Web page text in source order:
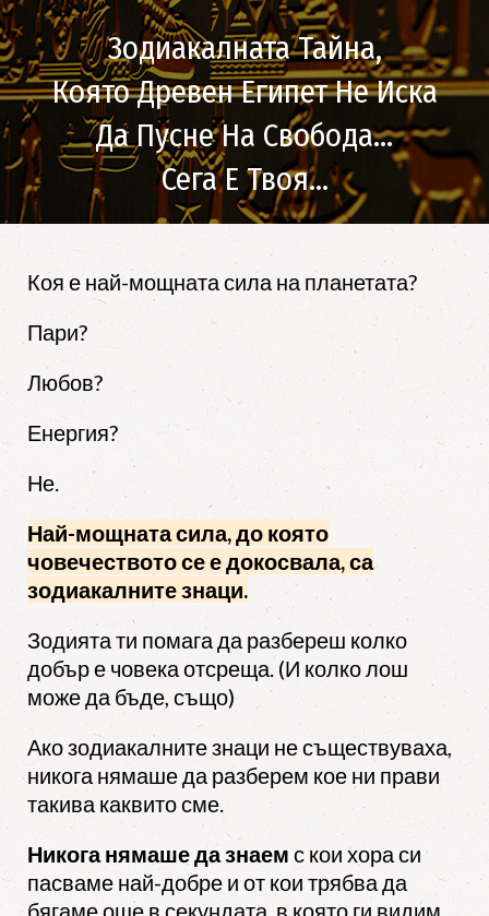
Зодиакалната Тайна,
Която Древен Египет Не Иска
Да Пусне На Свобода…
Сега Е Твоя...
Коя е най-мощната сила на планетата?
Пари?
Любов?
Енергия?
Не.
Най-мощната сила, до която
човечеството се е докосвала, са
зодиакалните знаци.
Зодията ти помага да разбереш колко
добър е човека отсреща. (И колко лош
може да бъде, също)
Ако зодиакалните знаци не съществуваха,
никога нямаше да разберем кое ни прави
такива каквито сме.
Никога нямаше да знаем с кои хора си
пасваме най-добре и от кои трябва да
бягаме още в секундата, в която ги видим.